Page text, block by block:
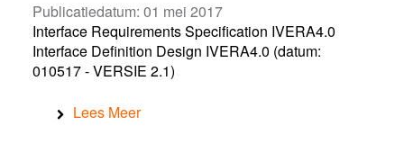
Publicatiedatum: 01 mei 2017
Interface Requirements Specification IVERA4.0
Interface Definition Design IVERA4.0 (datum:
010517 - VERSIE 2.1)
Lees Meer